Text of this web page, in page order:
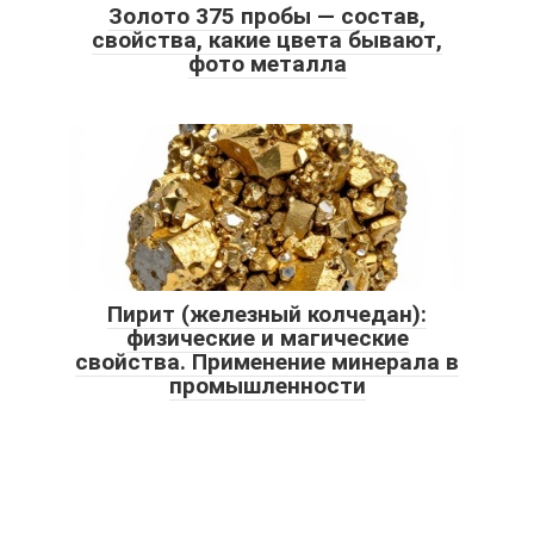
Золото 375 пробы — состав,
свойства, какие цвета бывают,
фото металла
Пирит (железный колчедан):
физические и магические
свойства. Применение минерала в
промышленности